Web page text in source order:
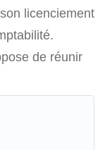
licenciement
de réunir